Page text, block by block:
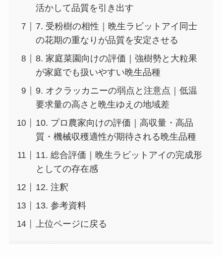
活かして品質を引き出す
7. 受粉樹の相性｜晩生ラビットアイ同士
の花期の重なりが品質を安定させる
8. 家庭菜園向けの評価｜強樹勢と大粒果
が家庭でも扱いやすい晩生品種
9. オクラッカニーの弱点と注意点｜低温
要求量の高さと晩生ゆえの地域差
10. プロ農家向けの評価｜高収量・高品
質・機械収穫適性が期待される晩生品種
11. 総合評価｜晩生ラビットアイの完成形
としての存在感
12. 注釈
13. 参考資料
上位ページに戻る